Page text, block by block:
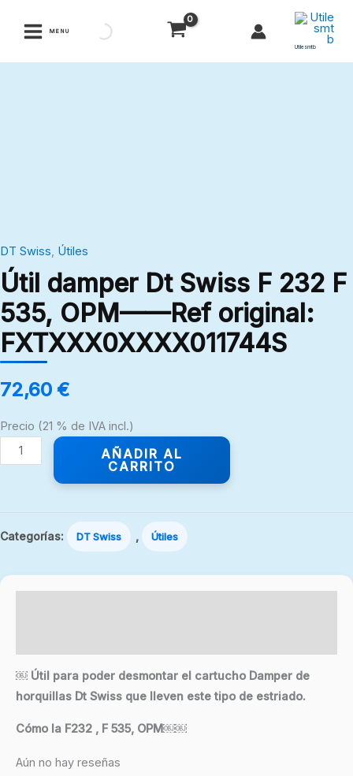
MENU
Utilesmtb
DT Swiss, Útiles
Útil damper Dt Swiss F 232 F
535, OPM——Ref original:
FXTXXX0XXXX011744S
72,60 €
Precio (21 % de IVA incl.)
OPM
——
Ref
original:
FXTXXX0XXXX011744S
cantidad
AÑADIR AL
CARRITO
Categorías: DT Swiss , Útiles
￼ Útil para poder desmontar el cartucho Damper de
horquillas Dt Swiss que lleven este tipo de estriado.
Cómo la F232 , F 535, OPM￼￼
Aún no hay reseñas